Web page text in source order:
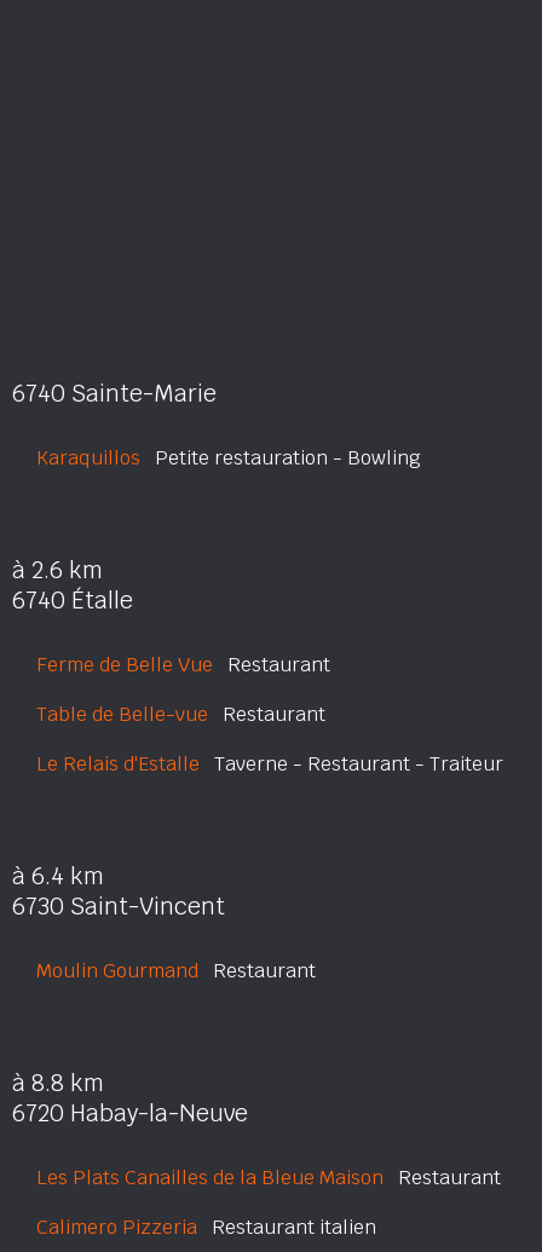
6740 Sainte-Marie
Karaquillos Petite restauration - Bowling
à 2.6 km
6740 Étalle
Ferme de Belle Vue Restaurant
Table de Belle-vue Restaurant
Le Relais d'Estalle Taverne - Restaurant - Traiteur
à 6.4 km
6730 Saint-Vincent
Moulin Gourmand Restaurant
à 8.8 km
6720 Habay-la-Neuve
Les Plats Canailles de la Bleue Maison Restaurant
Calimero Pizzeria Restaurant italien